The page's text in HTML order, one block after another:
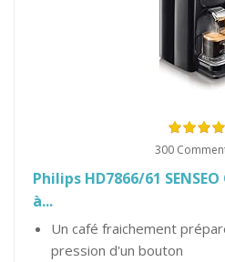
300
Philips HD7866/61
à...
Un café fraichement
pression d'un bouton